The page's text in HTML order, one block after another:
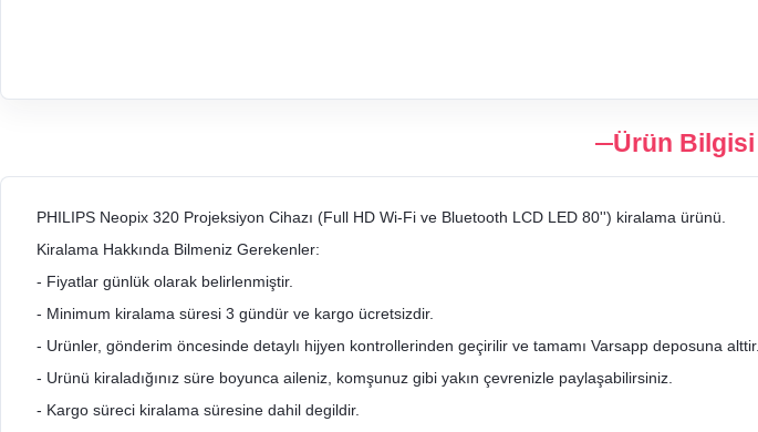
Ürün Bilgisi
PHILIPS Neopix 320 Projeksiyon Cihazı (Full HD Wi-Fi ve Bluetooth LCD LED 80'') kiralama ürünü.
Kiralama Hakkında Bilmeniz Gerekenler:
- Fiyatlar günlük olarak belirlenmiştir.
- Minimum kiralama süresi 3 gündür ve kargo ücretsizdir.
- Urünler, gönderim öncesinde detaylı hijyen kontrollerinden geçirilir ve tamamı Varsapp deposuna alttir.
- Urünü kiraladığınız süre boyunca aileniz, komşunuz gibi yakın çevrenizle paylaşabilirsiniz.
- Kargo süreci kiralama süresine dahil degildir.